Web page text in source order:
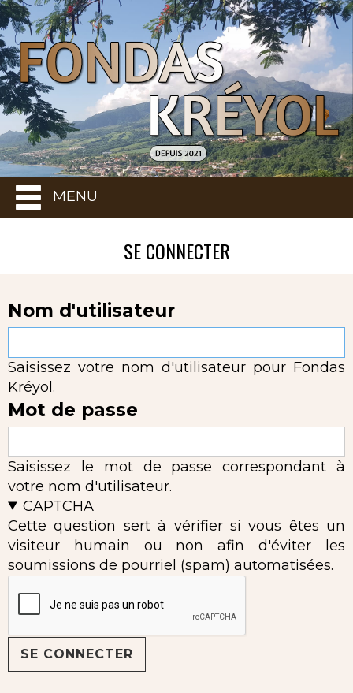
MENU
SE CONNECTER
Nom d'utilisateur
Saisissez votre nom d'utilisateur pour Fondas
Kréyol.
Mot de passe
Saisissez le mot de passe correspondant à
votre nom d'utilisateur.
CAPTCHA
Cette question sert à vérifier si vous êtes un
visiteur humain ou non afin d'éviter les
soumissions de pourriel (spam) automatisées.